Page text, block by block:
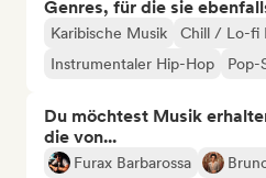
Genres, für die sie
Karibische Musik
Chill / Lo-fi
Instrumentaler Hip-Hop
Pop-
Du möchtest Musik
die von...
Furax Barbarossa